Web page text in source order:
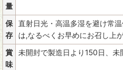
量
保
存
直射日光・高温多湿を避け常
は,なるべくお早めにお召し上
賞
味
未開封で製造日より150日、